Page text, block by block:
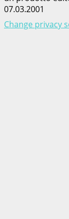
07.03.2001
Change privacy